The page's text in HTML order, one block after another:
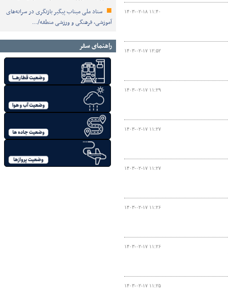
ستاد ملی میناب پیگیر بازنگری در سرانه‌های
آموزشی، فرهنگی و ورزشی منطقه/…
راهنمای سفر
۱۴۰۳-۰۲-۱۸ ۱۱:۴۰
۱۴۰۳-۰۲-۱۷ ۱۲:۵۲
۱۴۰۳-۰۲-۱۷ ۱۱:۲۹
۱۴۰۳-۰۲-۱۷ ۱۱:۲۷
۱۴۰۳-۰۲-۱۷ ۱۱:۲۷
۱۴۰۳-۰۲-۱۷ ۱۱:۲۶
۱۴۰۳-۰۲-۱۷ ۱۱:۲۶
۱۴۰۳-۰۲-۱۷ ۱۱:۲۵